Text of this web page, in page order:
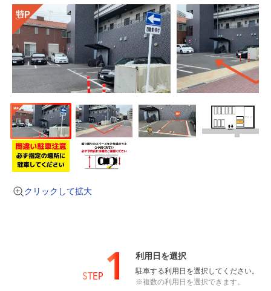
クリックして拡大
STEP 1 利用日を選択
駐車する利用日を選択してください。
※複数の利用日を選択できます。